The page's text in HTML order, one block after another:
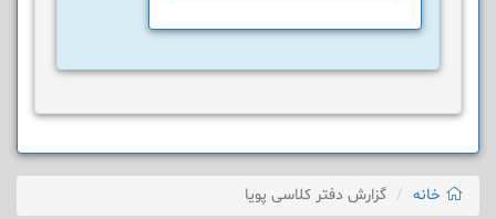
خانه گزارش دفتر کلاسی پویا